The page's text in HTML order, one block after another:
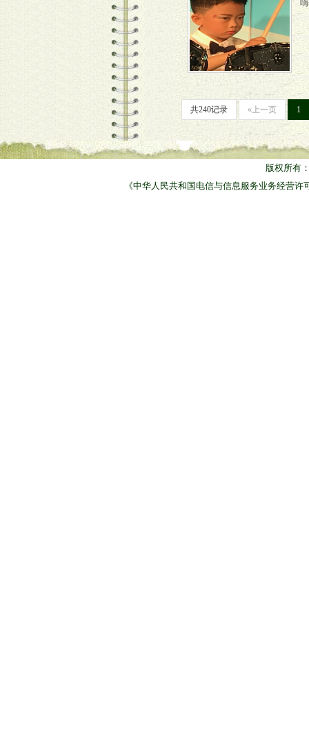
共240记录 «上一页 1
版权所有
《中华人民共和国电信与信息服务业务经营许